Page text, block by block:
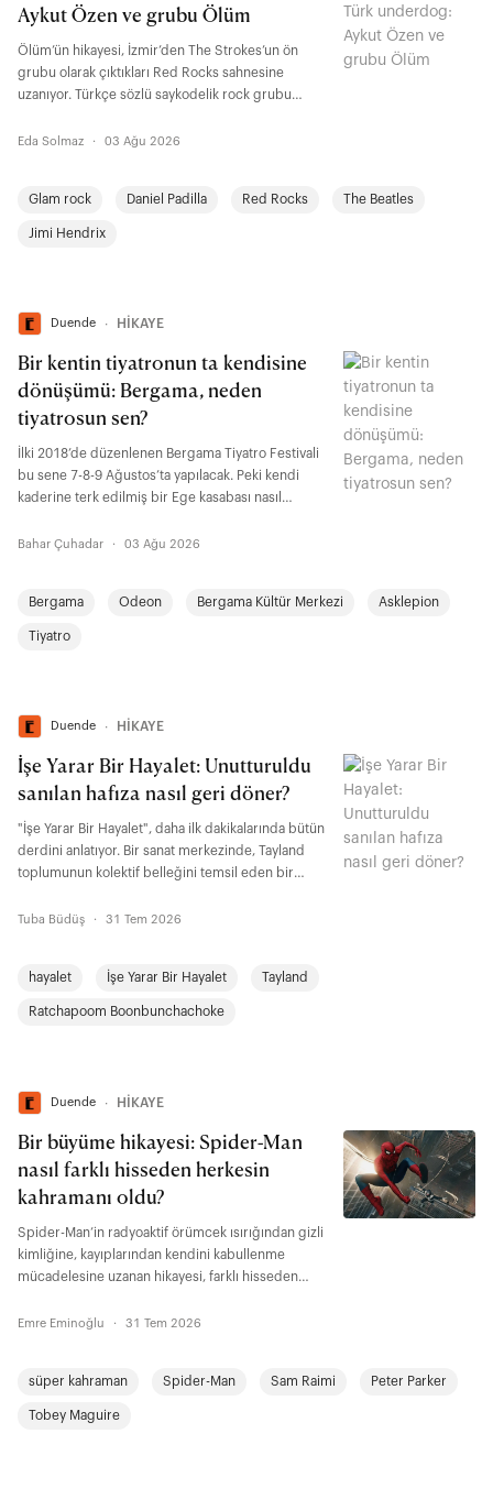
Aykut Özen ve grubu Ölüm
Ölüm’ün hikayesi, İzmir’den The Strokes’un ön
grubu olarak çıktıkları Red Rocks sahnesine
uzanıyor. Türkçe sözlü saykodelik rock grubu
Angeles’taki hayatını, 70’lerin parlatılmamış çiğ
Eda Solmaz · 03 Ağu 2026
Glam rock Daniel Padilla Red Rocks The Beatles
Jimi Hendrix
Duende ∙ HİKAYE
Bir kentin tiyatronun ta kendisine
dönüşümü: Bergama, neden
tiyatrosun sen?
İlki 2018’de düzenlenen Bergama Tiyatro Festivali
bu sene 7-8-9 Ağustos’ta yapılacak. Peki kendi
kaderine terk edilmiş bir Ege kasabası nasıl
yerelden yükselen umudun ta kendisine dönüştü?
Bahar Çuhadar · 03 Ağu 2026
Bergama Odeon Bergama Kültür Merkezi Asklepion
Tiyatro
Duende ∙ HİKAYE
İşe Yarar Bir Hayalet: Unutturuldu
sanılan hafıza nasıl geri döner?
"İşe Yarar Bir Hayalet", daha ilk dakikalarında bütün
derdini anlatıyor. Bir sanat merkezinde, Tayland
toplumunun kolektif belleğini temsil eden bir
öğrenci, atlet, çocuk, keçi... Bir toplumun hafızasını
olduğunuz değil, kimin işine yaradığınız. Filmin
adındaki ironi de tam burada yatıyor.
Tuba Büdüş · 31 Tem 2026
hayalet İşe Yarar Bir Hayalet Tayland
Ratchapoom Boonbunchachoke
Duende ∙ HİKAYE
Bir büyüme hikayesi: Spider-Man
nasıl farklı hisseden herkesin
kahramanı oldu?
Spider-Man’in radyoaktif örümcek ısırığından gizli
kimliğine, kayıplarından kendini kabullenme
mücadelesine uzanan hikayesi, farklı hisseden
büyüme anlatısı aynı zamanda. "Brand New Day"
ettiğini gösteriyor: İnsanlar gerçek benliğiyle
tanışsalar onu yine de severler miydi?
Emre Eminoğlu · 31 Tem 2026
süper kahraman Spider-Man Sam Raimi Peter Parker
Tobey Maguire